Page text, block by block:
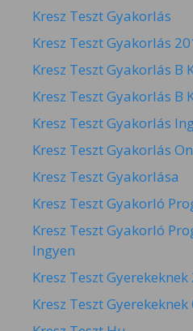
Kresz Teszt Gyakorlás
Kresz Teszt Gyakorlás
Kresz Teszt Gyakorlás B
Kresz Teszt Gyakorlás B
Kresz Teszt Gyakorlás
Kresz Teszt Gyakorlás
Kresz Teszt Gyakorlása
Kresz Teszt Gyakorló
Kresz Teszt Gyakorló
Ingyen
Kresz Teszt Gyerekeknek
Kresz Teszt